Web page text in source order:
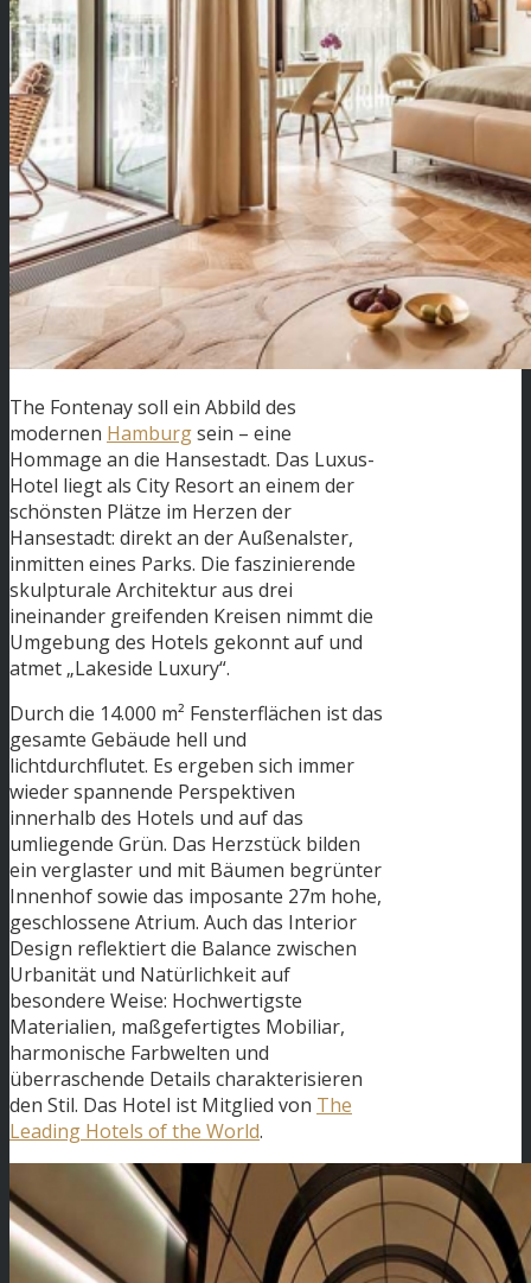
The Fontenay soll ein Abbild des
modernen Hamburgsein – eine
Hommage an die Hansestadt. Das Luxus-
Hotel liegt als City Resort an einem der
schönsten Plätze im Herzen der
Hansestadt: direkt an der Außenalster,
inmitten eines Parks. Die faszinierende
skulpturale Architektur aus drei
ineinander greifenden Kreisen nimmt die
Umgebung des Hotels gekonnt auf und
atmet „Lakeside Luxury“.
Durch die 14.000 m² Fensterflächen ist das
gesamte Gebäude hell und
lichtdurchflutet. Es ergeben sich immer
wieder spannende Perspektiven
innerhalb des Hotels und auf das
umliegende Grün. Das Herzstück bilden
ein verglaster und mit Bäumen begrünter
Innenhof sowie das imposante 27m hohe,
geschlossene Atrium. Auch das Interior
Design reflektiert die Balance zwischen
Urbanität und Natürlichkeit auf
besondere Weise: Hochwertigste
Materialien, maßgefertigtes Mobiliar,
harmonische Farbwelten und
überraschende Details charakterisieren
den Stil. Das Hotel ist Mitglied von The
Leading Hotels of the World.